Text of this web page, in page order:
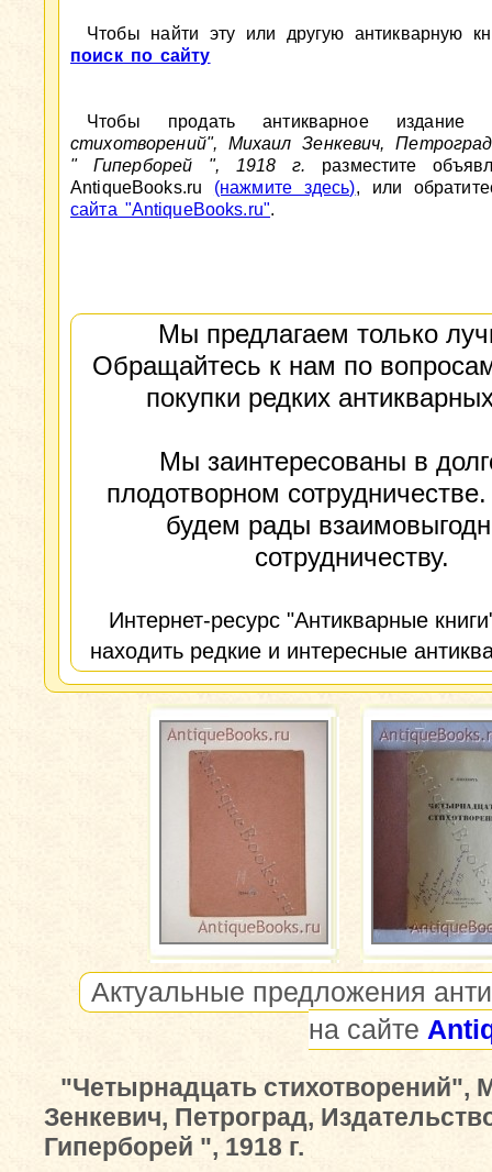
Чтобы найти эту или другую антикварную
поиск по сайту
Чтобы продать антикварное издание
стихотворений", Михаил Зенкевич,
" Гиперборей ", 1918 г. разместите
AntiqueBooks.ru (нажмите здесь), или
сайта "AntiqueBooks.ru".
Мы предлагаем только
Обращайтесь к нам по
покупки редких
Мы заинтересованы в
плодотворном
будем рады
сотрудничеству.
Интернет-ресурс "Антикварные
находить редкие и интересные
Актуальные предложения
на сайте
"Четырнадцать стихотворений",
Зенкевич, Петроград,
Гиперборей ", 1918 г.